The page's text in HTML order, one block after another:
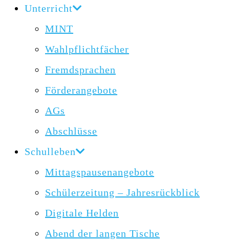
Unterricht
MINT
Wahlpflichtfächer
Fremdsprachen
Förderangebote
AGs
Abschlüsse
Schulleben
Mittagspausenangebote
Schülerzeitung – Jahresrückblick
Digitale Helden
Abend der langen Tische